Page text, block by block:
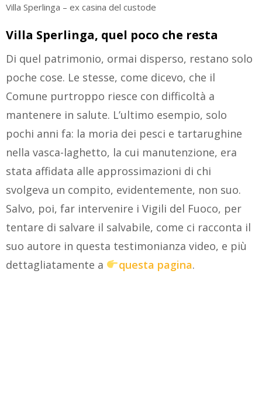
Villa Sperlinga – ex casina del custode
Villa Sperlinga, quel poco che resta
Di quel patrimonio, ormai disperso, restano solo
poche cose. Le stesse, come dicevo, che il
Comune purtroppo riesce con difficoltà a
mantenere in salute. L’ultimo esempio, solo
pochi anni fa: la moria dei pesci e tartarughine
nella vasca-laghetto, la cui manutenzione, era
stata affidata alle approssimazioni di chi
svolgeva un compito, evidentemente, non suo.
Salvo, poi, far intervenire i Vigili del Fuoco, per
tentare di salvare il salvabile, come ci racconta il
suo autore in questa testimonianza video, e più
dettagliatamente a
questa pagina.